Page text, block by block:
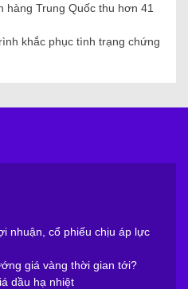
hàng Trung Quốc thu hơn 41
khắc phục tình trạng chứng
nhuận, cổ phiếu chịu áp lực
giá vàng thời gian tới?
dầu hạ nhiệt